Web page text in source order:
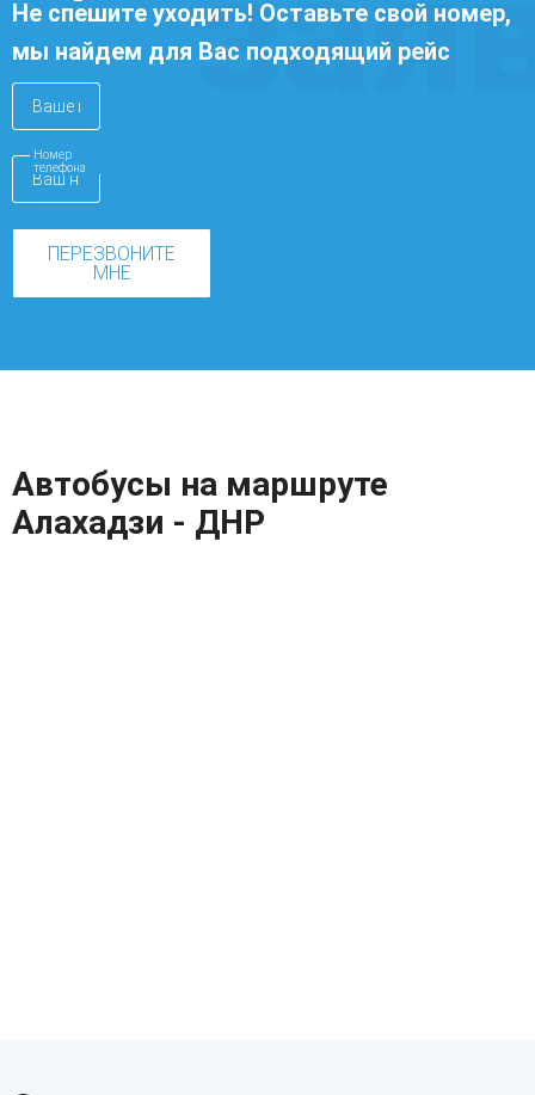
Не спешите уходить! Оставьте свой номер,
мы найдем для Вас подходящий рейс
Номер
телефона
ПЕРЕЗВОНИТЕ
МНЕ
Автобусы на маршруте
Алахадзи - ДНР